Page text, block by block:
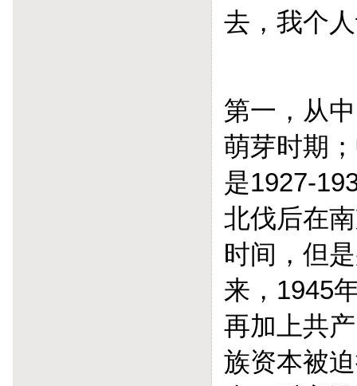
去，我个
第一，从
萌芽时期
是1927-
北伐后在
时间，但
来，1945
再加上共
族资本被